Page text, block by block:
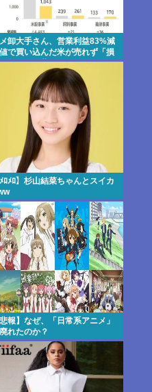
卸大手さん、営業利益83%減
で買い込んだ米が売れず「損
祭り」開幕へ
ﾒﾛﾒﾛ】杉山結菜ちゃんとスイカ
悲報】なぜ、「日常系アニメ」
れたのか？